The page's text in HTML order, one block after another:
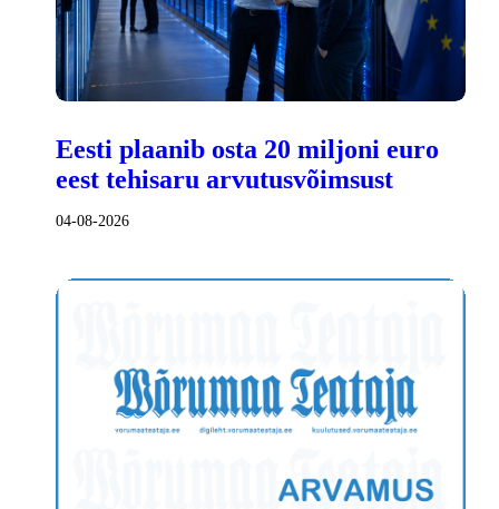
Eesti plaanib osta 20 miljoni euro
eest tehisaru arvutusvõimsust
04-08-2026